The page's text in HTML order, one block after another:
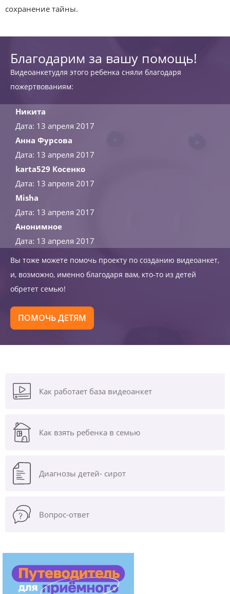
сохранение тайны.
Благодарим за вашу помощь!
Видеоанкетудля этого ребенка сняли благодаря
пожертвованиям:
Никита
Дата: 13 апреля 2017
Анна Фурсова
Дата: 13 апреля 2017
karta529 Косенко
Дата: 13 апреля 2017
Misha
Дата: 13 апреля 2017
Анонимное
Дата: 13 апреля 2017
Вы тоже можете помочь проекту по созданию видеоанкет,
и, возможно, именно благодаря вам, кто-то из детей
обретет семью!
ПОМОЧЬ ДЕТЯМ
Как работает база видеоанкет
Как взять ребенка в семью
Диагнозы детей- сирот
Вопрос-ответ